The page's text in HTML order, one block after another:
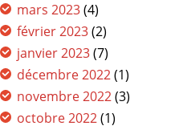
mars 2023(4)
février 2023(2)
janvier 2023(7)
décembre 2022(1)
novembre 2022(3)
octobre 2022(1)